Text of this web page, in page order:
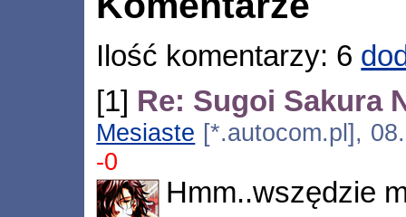
Ilość komentarzy: 6
[1] Re: Sugoi Sakura
Mesiaste [*.autocom.pl],
-0
Hmm..wszędzie